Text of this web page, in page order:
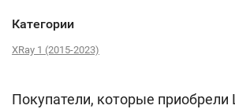
Категории
XRay 1 (2015-2023)
Покупатели, которые приобрели